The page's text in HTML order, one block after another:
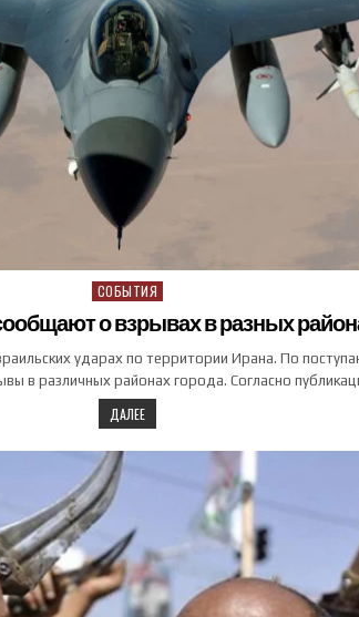
Posted in
СОБЫТИЯ
о взрывах в разных
ударах по территории Ирана. По
в различных районах города. Согласно
ДАЛЕЕ